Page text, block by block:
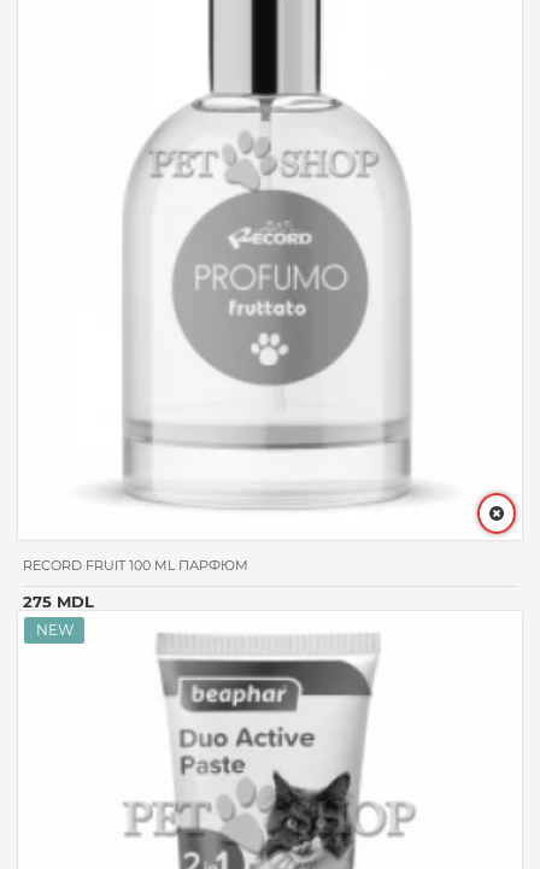
RECORD FRUIT 100 ML ПАРФЮМ
275 MDL